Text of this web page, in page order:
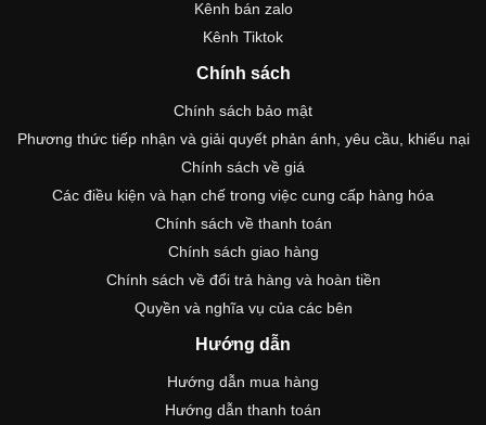
Kênh bán zalo
Kênh Tiktok
Chính sách
Chính sách bảo mật
Phương thức tiếp nhận và giải quyết phản ánh, yêu cầu, khiếu nại
Chính sách về giá
Các điều kiện và hạn chế trong việc cung cấp hàng hóa
Chính sách về thanh toán
Chính sách giao hàng
Chính sách về đổi trả hàng và hoàn tiền
Quyền và nghĩa vụ của các bên
Hướng dẫn
Hướng dẫn mua hàng
Hướng dẫn thanh toán